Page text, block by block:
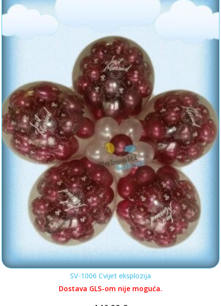
SV-1006 Cvijet eksplozija
Dostava GLS-om nije moguća.